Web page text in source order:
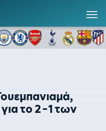
το 2-1 των